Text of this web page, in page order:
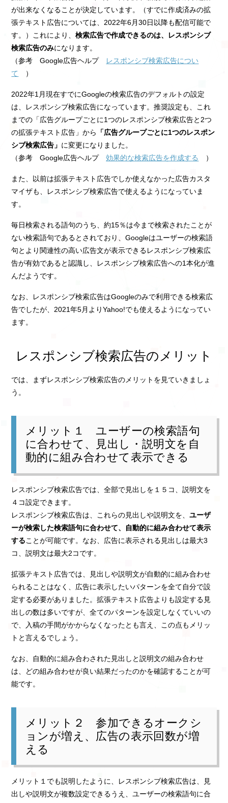
が出来なくなることが決定しています。（すでに作成済みの拡
張テキスト広告については、2022年6月30日以降も配信可能で
す。）これにより、検索広告で作成できるのは、レスポンシブ
検索広告のみになります。
（参考 Google広告ヘルプ レスポンシブ検索広告につい
て
）
2022年1月現在すでにGoogleの検索広告のデフォルトの設定
は、レスポンシブ検索広告になっています。推奨設定も、これ
までの「広告グループごとに1つのレスポンシブ検索広告と2つ
の拡張テキスト広告」から
「広告グループごとに1つのレスポン
シブ検索広告」 に変更になりました。
（参考 Google広告ヘルプ効果的な検索広告を作成する ）
また、以前は拡張テキスト広告でしか使えなかった広告カスタ
マイザも、レスポンシブ検索広告で使えるようになっていま
す。
毎日検索される語句のうち、約15％は今まで検索されたことが
ない検索語句であるとされており、Googleはユーザーの検索語
句とより関連性の高い広告文が表示できるレスポンシブ検索広
告が有効であると認識し、レスポンシブ検索広告への1本化が進
んだようです。
なお、レスポンシブ検索広告はGoogleのみで利用できる検索広
告でしたが、2021年5月よりYahoo!でも使えるようになってい
ます。
レスポンシブ検索広告のメリット
では、まずレスポンシブ検索広告のメリットを見ていきましょ
う。
メリット１ ユーザーの検索語句
に合わせて、見出し・説明文を自
動的に組み合わせて表示できる
レスポンシブ検索広告では、全部で見出しを１５コ、説明文を
４コ設定できます。
レスポンシブ検索広告は、これらの見出しや説明文を、ユーザ
ーが検索した検索語句に合わせて、自動的に組み合わせて表示
することが可能です。なお、広告に表示される見出しは最大3
コ、説明文は最大2コです。
拡張テキスト広告では、見出しや説明文が自動的に組み合わせ
られることはなく、広告に表示したいパターンを全て自分で設
定する必要がありました。拡張テキスト広告よりも設定する見
出しの数は多いですが、全てのパターンを設定しなくていいの
で、入稿の手間がかからなくなったとも言え、この点もメリッ
トと言えるでしょう。
なお、自動的に組み合わされた見出しと説明文の組み合わせ
は、どの組み合わせが良い結果だったのかを確認することが可
能です。
メリット２ 参加できるオークシ
ョンが増え、広告の表示回数が増
える
メリット１でも説明したように、レスポンシブ検索広告は、見
出しや説明文が複数設定できるうえ、ユーザーの検索語句に合